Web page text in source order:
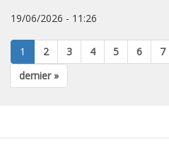
19/06/2026 - 11:26
1 2 3 4 5 6 7
dernier »